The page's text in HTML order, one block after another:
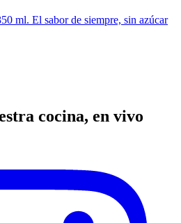
ml. El sabor de siempre, sin azúcar
cocina, en vivo